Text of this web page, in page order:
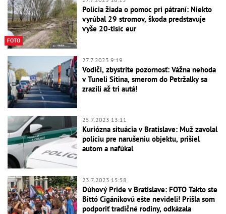
FOTO
Polícia žiada o pomoc pri pátraní: Niekto
vyrúbal 29 stromov, škoda predstavuje
vyše 20-tisíc eur
27.7.2023 9:19
Vodiči, zbystrite pozornosť: Vážna nehoda
v Tuneli Sitina, smerom do Petržalky sa
zrazili až tri autá!
25.7.2023 13:11
Kuriózna situácia v Bratislave: Muž zavolal
políciu pre narušeniu objektu, prišiel
autom a nafúkal
23.7.2023 15:58
Dúhový Pride v Bratislave: FOTO Takto ste
Bittó Cigánikovú ešte nevideli! Prišla som
podporiť tradičné rodiny, odkázala